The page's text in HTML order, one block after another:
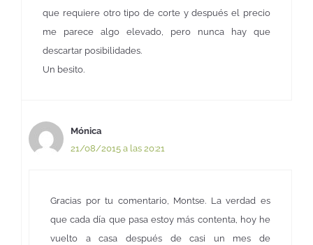
que requiere otro tipo de corte y después el precio
me parece algo elevado, pero nunca hay que
descartar posibilidades.
Un besito.
Mónica
21/08/2015 a las 20:21
Gracias por tu comentario, Montse. La verdad es
que cada día que pasa estoy más contenta, hoy he
vuelto a casa después de casi un mes de